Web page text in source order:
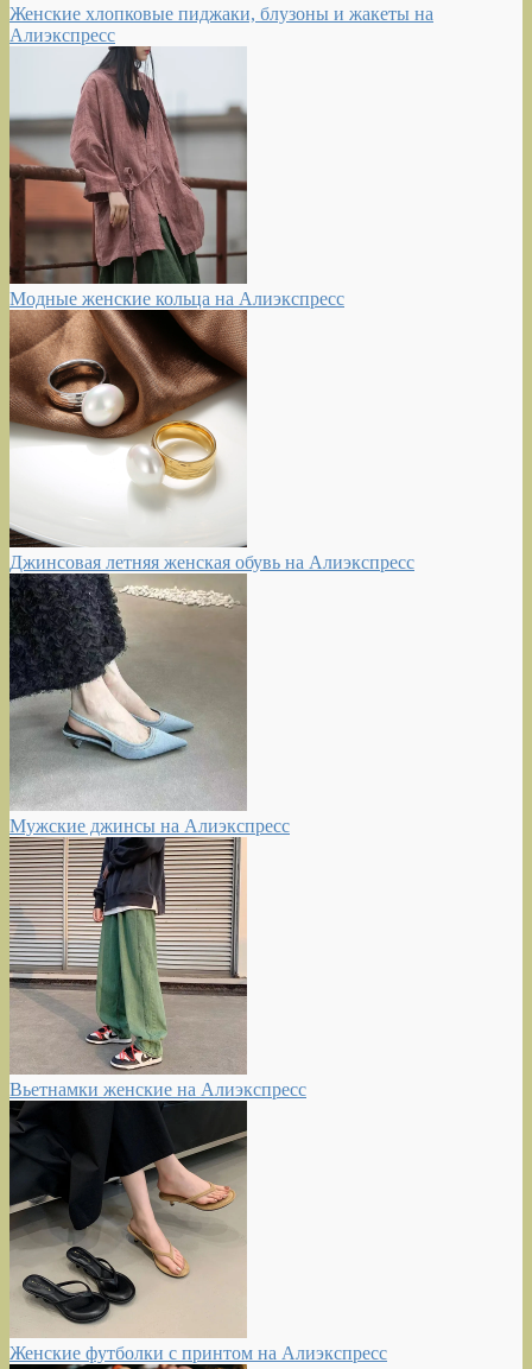
Женские хлопковые пиджаки, блузоны и жакеты на
Алиэкспресс
Модные женские кольца на Алиэкспресс
Джинсовая летняя женская обувь на Алиэкспресс
Мужские джинсы на Алиэкспресс
Вьетнамки женские на Алиэкспресс
Женские футболки с принтом на Алиэкспресс